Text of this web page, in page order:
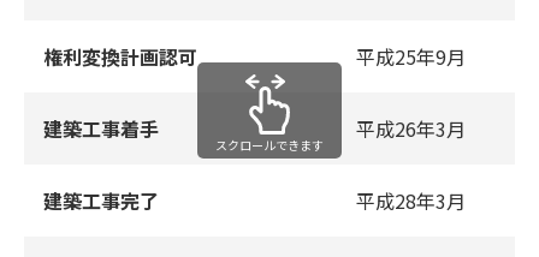
権利変換計画認可 平成25年9⽉
建築⼯事着⼿ 平成26年3⽉
建築⼯事完了 平成28年3⽉
スクロールできます